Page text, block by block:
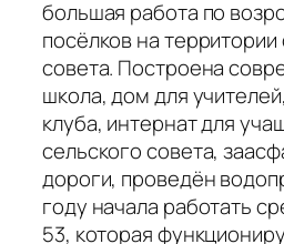
большая работа по
посёлков на территории
совета. Построена
школа, дом для
клуба, интернат для
сельского совета,
дороги, проведён
году начала работать
53, которая